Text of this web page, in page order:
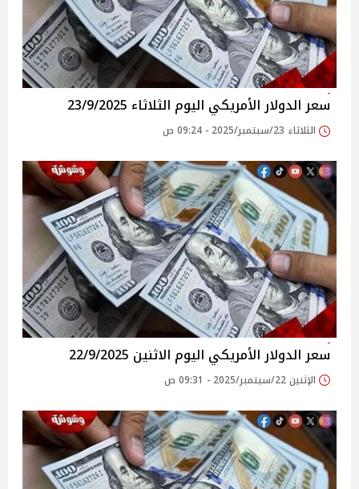
سعر الدولار الأمريكي اليوم الثلاثاء 23/9/2025
الثلاثاء 23/سبتمبر/2025 - 09:24 ص
سعر الدولار الأمريكي اليوم الاثنين 22/9/2025
الإثنين 22/سبتمبر/2025 - 09:31 ص